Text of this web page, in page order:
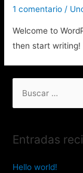
1 comentario /
Welcome to
then start writing!
Entradas
Hello world!